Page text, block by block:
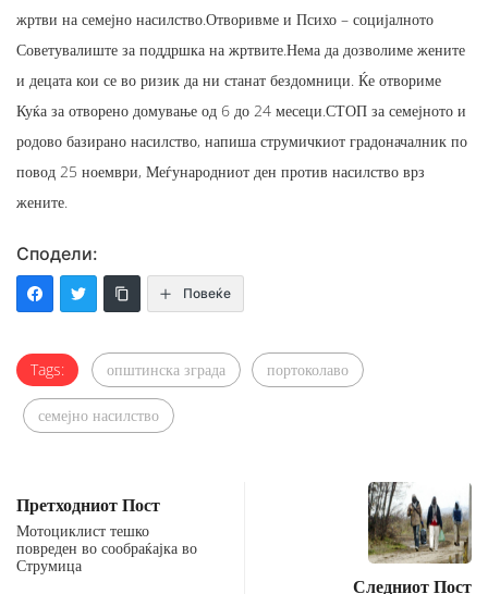
жртви на семејно насилство.Отворивме и Психо – социјалното
Советувалиште за поддршка на жртвите.Нема да дозволиме жените
и децата кои се во ризик да ни станат бездомници. Ќе отвориме
Куќа за отворено домување од 6 до 24 месеци.СТОП за семејното и
родово базирано насилство, напиша струмичкиот градоначалник по
повод 25 ноември, Меѓународниот ден против насилство врз
жените.
Сподели:
Повеќе
Tags: општинска зграда портоколаво
семејно насилство
Претходниот Пост
Мотоциклист тешко
повреден во сообраќајка во
Струмица
Следниот Пост